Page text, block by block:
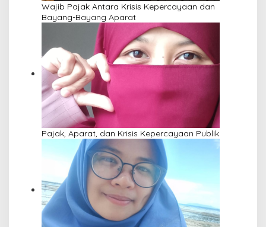
Wajib Pajak Antara Krisis Kepercayaan dan
Bayang-Bayang Aparat
Pajak, Aparat, dan Krisis Kepercayaan Publik